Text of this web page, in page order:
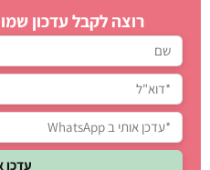
רוצה לקבל עדכון